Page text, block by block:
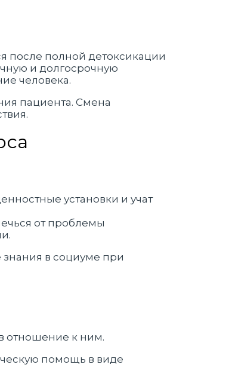
после полной детоксикации
и долгосрочную
человека.
пациента. Смена
установки и учат
от проблемы
знания в социуме при
отношение к ним.
помощь в виде